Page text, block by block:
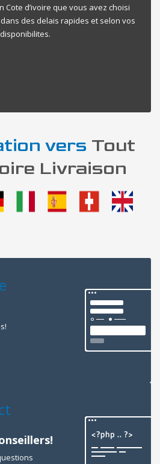
Cote d’ivoire que vous avez choisi
des delais rapides et selon vos
disponibilites.
vers Tout
Livraison